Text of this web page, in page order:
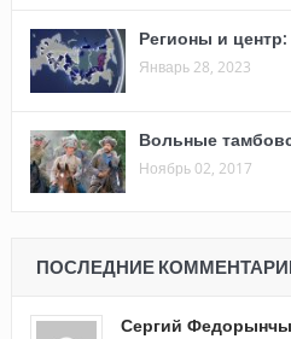
Регионы и
Январь 28, 2023
Вольные
Ноябрь 02, 2017
ПОСЛЕДНИЕ
Сергий